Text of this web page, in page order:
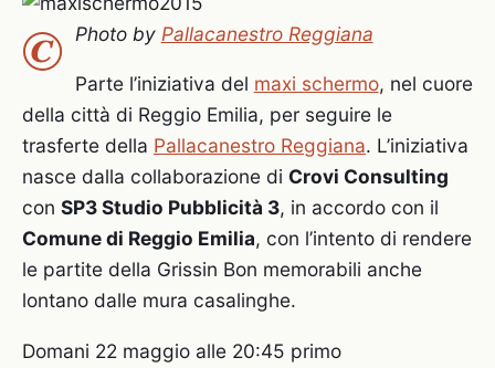
© Photo by Pallacanestro Reggiana
Parte l’iniziativa del maxi schermo, nel cuore
della città di Reggio Emilia, per seguire le
trasferte della Pallacanestro Reggiana. L’iniziativa
nasce dalla collaborazione di Crovi Consulting
con SP3 Studio Pubblicità 3, in accordo con il
Comune di Reggio Emilia, con l’intento di rendere
le partite della Grissin Bon memorabili anche
lontano dalle mura casalinghe.
Domani 22 maggio alle 20:45 primo